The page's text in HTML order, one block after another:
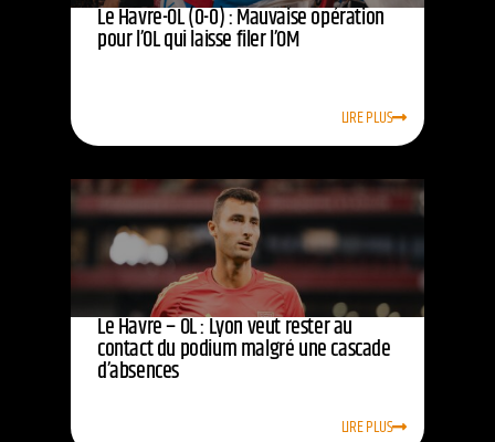
Le Havre-OL (0-0) : Mauvaise opération
pour l’OL qui laisse filer l’OM
LIRE PLUS
Le Havre – OL : Lyon veut rester au
contact du podium malgré une cascade
d’absences
LIRE PLUS